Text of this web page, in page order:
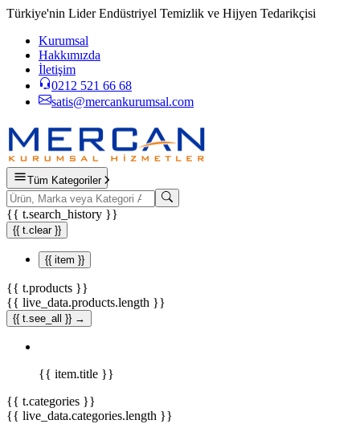
Türkiye'nin Lider Endüstriyel Temizlik ve Hijyen Tedarikçisi
Kurumsal
Hakkımızda
İletişim
0212 521 66 68
satis@mercankurumsal.com
Tüm Kategoriler
{{ t.search_history }}
{{ t.clear }}
{{ item }}
{{ t.products }}
{{ live_data.products.length }}
{{ t.see_all }} →
{{ item.title }}
{{ t.categories }}
{{ live_data.categories.length }}